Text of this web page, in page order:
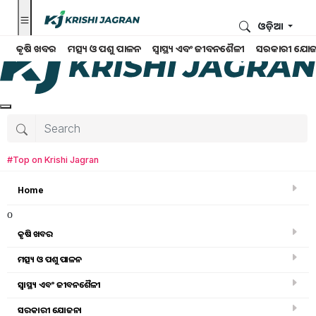
କୃଷି ଖବର ମତ୍ସ୍ୟ ଓ ପଶୁ ପାଳନ ସ୍ୱାସ୍ଥ୍ୟ ଏବଂ ଜୀବନଶୈଳୀ ସରକାରୀ
ଓଡ଼ିଆ
#Top on Krishi Jagran
Home
o
କୃଷି ଖବର
ମତ୍ସ୍ୟ ଓ ପଶୁ ପାଳନ
ସ୍ୱାସ୍ଥ୍ୟ ଏବଂ ଜୀବନଶୈଳୀ
ସରକାରୀ ଯୋଜନା
କୃଷି ଖବର